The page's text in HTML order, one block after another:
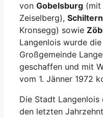
von Gobelsburg (mit
Zeiselberg), Schiltern
Kronsegg) sowie
Langenlois wurde die
Großgemeinde
geschaffen und mit
vom 1. Jänner 1972
Die Stadt Langenlois
den letzten